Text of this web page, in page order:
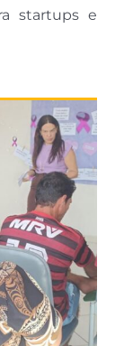
startups e